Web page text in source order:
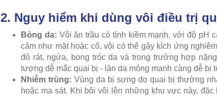
2. Nguy hiểm khi dùng vôi điều trị
Bỏng da: Vôi ăn trầu có tính kiềm mạnh, với độ pH
cảm như mặt hoặc cổ, vôi có thể gây kích ứng
đỏ rát, ngứa, bong tróc da và trong trường hợp
tượng dễ mắc quai bị - làn da mỏng manh càng dễ bị
Nhiễm trùng:Vùng da bị sưng do quai bị thường
hoặc ma sát. Khi bôi vôi lên những khu vực này,